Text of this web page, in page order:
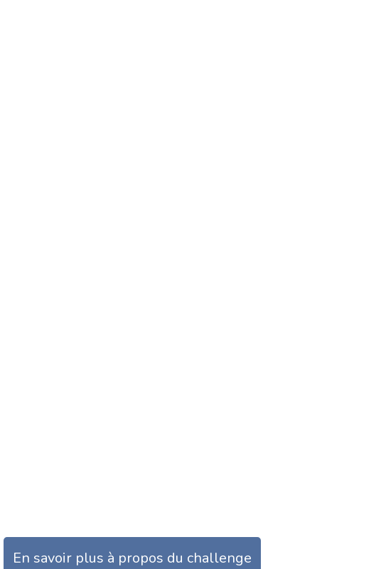
En savoir plus à propos du challenge